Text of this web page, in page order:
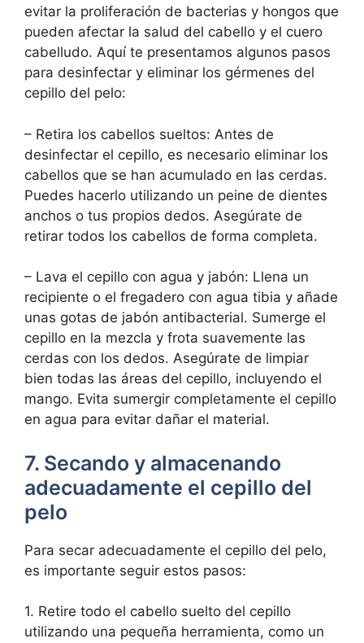
evitar la proliferación de bacterias y hongos que
pueden afectar la salud del cabello y el cuero
cabelludo. Aquí te presentamos algunos pasos
para desinfectar y eliminar los gérmenes del
cepillo del pelo:
– Retira los cabellos sueltos: Antes de
desinfectar el cepillo, es necesario eliminar los
cabellos que se han acumulado en las cerdas.
Puedes hacerlo utilizando un peine de dientes
anchos o tus propios dedos. Asegúrate de
retirar todos los cabellos de forma completa.
– Lava el cepillo con agua y jabón: Llena un
recipiente o el fregadero con agua tibia y añade
unas gotas de jabón antibacterial. Sumerge el
cepillo en la mezcla y frota suavemente las
cerdas con los dedos. Asegúrate de limpiar
bien todas las áreas del cepillo, incluyendo el
mango. Evita sumergir completamente el cepillo
en agua para evitar dañar el material.
7. Secando y almacenando
adecuadamente el cepillo del
pelo
Para secar adecuadamente el cepillo del pelo,
es importante seguir estos pasos:
1. Retire todo el cabello suelto del cepillo
utilizando una pequeña herramienta, como un